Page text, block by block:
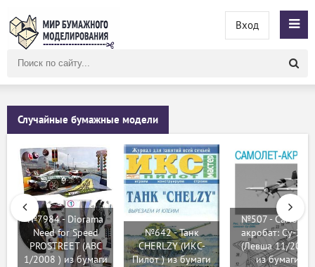
сайту
Вход
Случайные бумажные модели
№7984 - Diorama
Need for Speed
PROSTREET (ABC
1/2008 ) из бумаги
№642 - Танк
CHERLZY (ИКС-
Пилот ) из бумаги
№507 - Самолет-
акробат: Су-26М
(Левша 11/2018)
из бумаги